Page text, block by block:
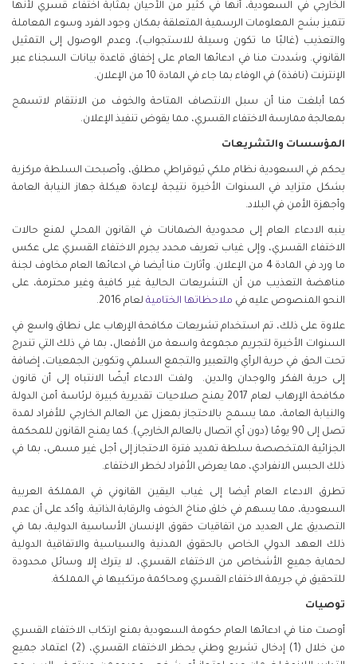
الخارجي في السعودية، أنها في كثير من الأحيان بمثابة اختفاء قسري لأنها
تتميز بشح المعلومات الرسمية المتعلقة بمكان وجود الفرد وسوء المعاملة
والتعذيب (غالبًا ما تكون وسيلة للاستجواب)، وعدم الوصول إلى التمثيل
القانوني. وشددت منا في ادعائها العام على إخفاق قاعدة بيانات السجناء عبر
الإنترنت (نافذة) في الوفاء بما جاء في المادة 10 من الإعلان.
كما أبلغت منا أن سبل الانتصاف المتاحة والخوف من الانتقام لاتسمح
بمعالجة ممارسة الاختفاء القسري، مما يقوض تنفيذ الإعلان.
المؤسسات والتشريعات
يحكم في السعودية نظام ملكي ثيوقراطي مطلق، وأصبحت السلطة مركزية
بشكل متزايد في السنوات الأخيرة نتيجة لإعادة هيكلة جهاز النيابة العامة
وأجهزة الأمن في البلاد.
ينبه الادعاء العام إلى محدودية الضمانات في القانون المحلي لمنع حالات
الاختفاء القسري، وإلى غياب تعريف محدد يجرم الاختفاء القسري على عكس
ما ورد في المادة 4 من الإعلان. وأثارت منا أيضا في ادعائها العام مخاوف لجنة
مناهضة التعذيب من أن التشريعات الحالية غير كافية وغير محترمة، على
النحو المنصوص عليه في ملاحظاتها الختامية لعام 2016.
علاوة على ذلك، تم استخدام تشريعات مكافحة الإرهاب على نطاق واسع في
السنوات الأخيرة لتجريم مجموعة واسعة من الأفعال، بما في ذلك التي تندرج
تحت الحق في حرية الرأي والتعبير والتجمع السلمي وتكوين الجمعيات، إضافة
إلى حرية الفكر والوجدان والدين. ولفت الادعاء أيضًا الانتباه إلى أن قانون
مكافحة الإرهاب لعام 2017 يمنح صلاحيات تقديرية كبيرة لرئاسة أمن الدولة
والنيابة العامة، مما يسمح بالاحتجاز بمعزل عن العالم الخارجي للأفراد لمدة
تصل إلى 90 يومًا (دون أي اتصال بالعالم الخارجي). كما يمنح القانون للمحكمة
الجزائية المتخصصة سلطة تمديد فترة الاحتجاز إلى أجل غير مسمى، بما في
ذلك الحبس الانفرادي، مما يعرض الأفراد لخطر الاختفاء.
تطرق الادعاء العام أيضا إلى غياب اليقين القانوني في المملكة العربية
السعودية، مما يسهم في خلق مناخ الخوف والرقابة الذاتية. وأكد على أن عدم
التصديق على العديد من اتفاقيات حقوق الإنسان الأساسية الدولية، بما في
ذلك العهد الدولي الخاص بالحقوق المدنية والسياسية والاتفاقية الدولية
لحماية جميع الأشخاص من الاختفاء القسري، لا يترك إلا وسائل محدودة
للتحقيق في جريمة الاختفاء القسري ومحاكمة مرتكبيها في المملكة.
توصيات
أوصت منا في ادعائها العام حكومة السعودية بمنع ارتكاب الاختفاء القسري
من خلال (1) إدخال تشريع وطني يحظر الاختفاء القسري، (2) اعتماد جميع